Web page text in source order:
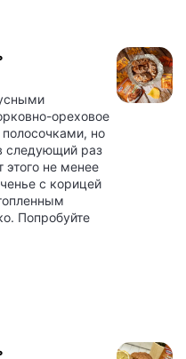
ореховое
но
следующий раз
этого не менее
с корицей
Попробуйте